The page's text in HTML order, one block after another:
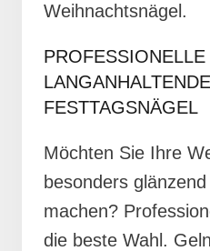
Weihnachtsnägel.
LANGANHALTENDE
FESTTAGSNÄGEL
Möchten Sie Ihre
besonders
machen?
die beste Wahl.